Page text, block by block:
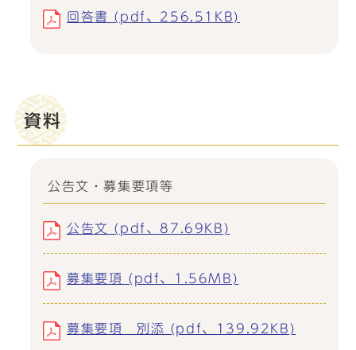
回答書 (pdf、256.51KB)
資料
公告文・募集要項等
公告文 (pdf、87.69KB)
募集要項 (pdf、1.56MB)
募集要項 別添 (pdf、139.92KB)